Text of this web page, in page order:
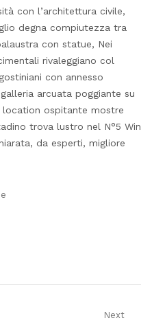
con l’architettura civile,
degna compiutezza tra
con statue, Nei
rivaleggiano col
con annesso
arcuata poggiante su
location ospitante mostre
trova lustro nel N°5 Win
da esperti, migliore
Next